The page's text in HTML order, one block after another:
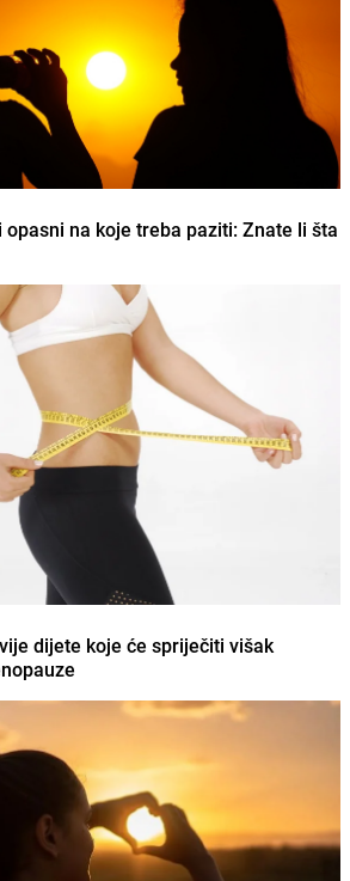
na koje treba paziti: Znate li šta
dijete koje će spriječiti višak